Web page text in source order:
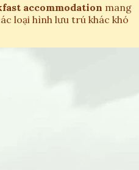
accommodation mang
loại hình lưu trú khác khó